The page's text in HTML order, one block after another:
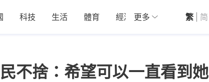
科技 生活 體育 經濟 01深圳 觀點
更多 繁 简
不捨：希望可以一直看到她